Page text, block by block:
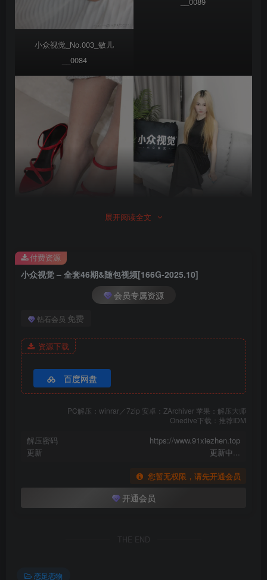
小众视觉_No.003_敏儿
__0084
小众视觉_No.004_玲玲
__0030
__0008
__0031
展开阅读全文
小众视觉 – 全套46期&随包视频[166G-2025.10]
会员专属资源
钻石会员 免费
资源下载
百度网盘
PC解压：winrar／7zip 安卓：ZArchiver 苹果：解压大师
Onedive下载：推荐IDM
解压密码
https://www.91xiezhen.top
更新
更新中...
您暂无权限，请先开通会员
开通会员
付费资源
THE END
恋足恋物